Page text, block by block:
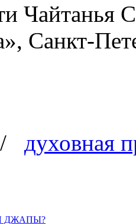
Чайтанья
Санкт-
/
духовная